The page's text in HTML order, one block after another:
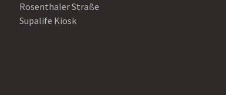
Rosenthaler Straße
Supalife Kiosk